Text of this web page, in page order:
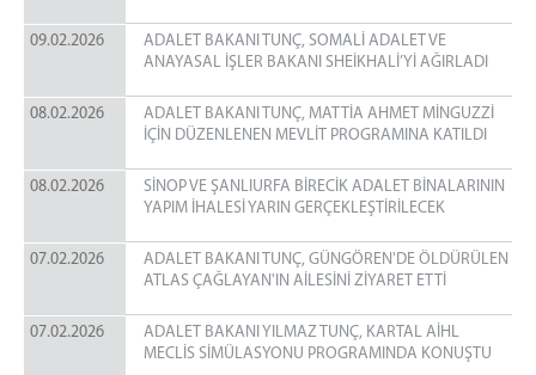
09.02.2026
ADALET BAKANI TUNÇ, SOMALİ ADALET VE
ANAYASAL İŞLER BAKANI SHEİKHALİ’Yİ AĞIRLADI
08.02.2026
ADALET BAKANI TUNÇ, MATTİA AHMET MİNGUZZİ
İÇİN DÜZENLENEN MEVLİT PROGRAMINA KATILDI
08.02.2026
SİNOP VE ŞANLIURFA BİRECİK ADALET BİNALARININ
YAPIM İHALESİ YARIN GERÇEKLEŞTİRİLECEK
07.02.2026
ADALET BAKANI TUNÇ, GÜNGÖREN'DE ÖLDÜRÜLEN
ATLAS ÇAĞLAYAN'IN AİLESİNİ ZİYARET ETTİ
07.02.2026
ADALET BAKANI YILMAZ TUNÇ, KARTAL AİHL
MECLİS SİMÜLASYONU PROGRAMINDA KONUŞTU